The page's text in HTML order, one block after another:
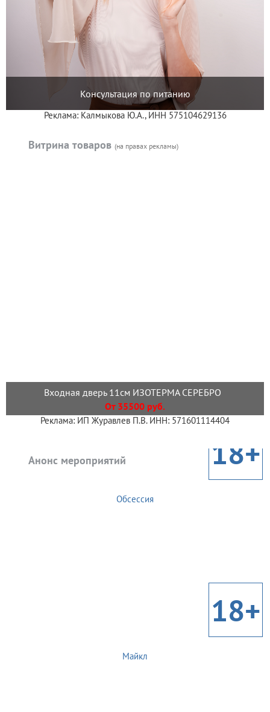
Консультация по питанию
Реклама: Калмыкова Ю.А., ИНН 575104629136
Витрина товаров (на правах рекламы)
Входная дверь 11см ИЗОТЕРМА СЕРЕБРО
От 35500 руб.
Реклама: ИП Журавлев П.В. ИНН: 571601114404
Анонс мероприятий 18+
Обсессия
18+
Майкл